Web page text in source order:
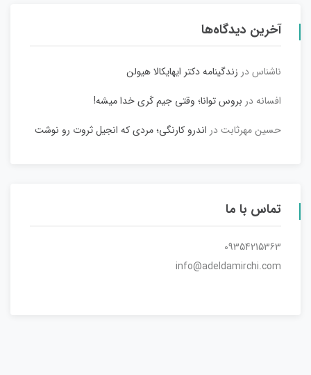
آخرین دیدگاه‌ها
ناشناسدر زندگینامه دکتر ایهایکالا هیولن
افسانه در بروس توانا؛ وقتی جیم کَری خدا میشه!
حسین مهرثابتدر اندرو کارنگی؛ مردی که انجیل ثروت رو نوشت
تماس با ما
09354215363
info@adeldamirchi.com